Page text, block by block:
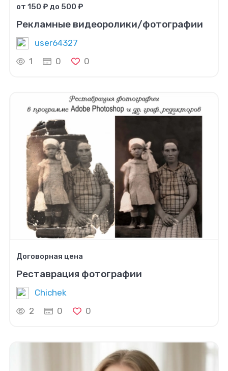
от 150 ₽ до 500 ₽
Рекламные видеоролики/фотографии
user64327
1
0 0
Договорная цена
Реставрация фотографии
Chichek
2
0 0